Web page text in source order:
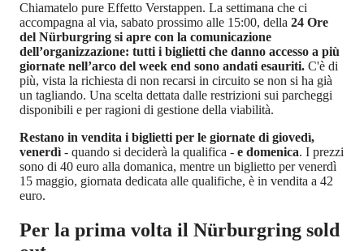
Chiamatelo pure Effetto Verstappen. La settimana che ci
accompagna al via, sabato prossimo alle 15:00, della 24 Ore
del Nürburgring si apre con la comunicazione
dell’organizzazione: tutti i biglietti che danno accesso a più
giornate nell’arco del week end sono andati esauriti. C'è di
più, vista la richiesta di non recarsi in circuito se non si ha già
un tagliando. Una scelta dettata dalle restrizioni sui parcheggi
disponibili e per ragioni di gestione della viabilità.
Restano in vendita i biglietti per le giornate di giovedì,
venerdì - quando si deciderà la qualifica - e domenica. I prezzi
sono di 40 euro alla domanica, mentre un biglietto per venerdì
15 maggio, giornata dedicata alle qualifiche, è in vendita a 42
euro.
Per la prima volta il Nürburgring sold